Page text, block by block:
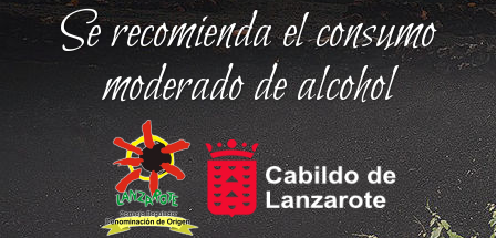
Se recomienda el consumo
moderado de alcohol